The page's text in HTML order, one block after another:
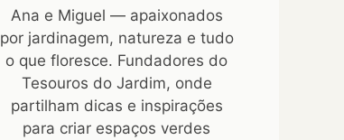
Ana e Miguel — apaixonados
por jardinagem, natureza e tudo
o que floresce. Fundadores do
Tesouros do Jardim, onde
partilham dicas e inspirações
para criar espaços verdes